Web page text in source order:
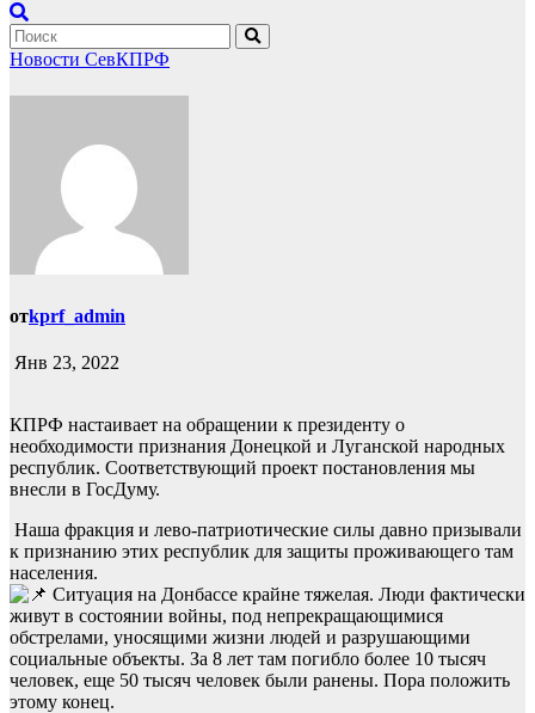
Новости СевКПРФ
отkprf_admin
Янв 23, 2022
КПРФ настаивает на обращении к президенту о
необходимости признания Донецкой и Луганской народных
республик. Соответствующий проект постановления мы
внесли в ГосДуму.
Наша фракция и лево-патриотические силы давно призывали
к признанию этих республик для защиты проживающего там
населения.
Ситуация на Донбассе крайне тяжелая. Люди фактически
живут в состоянии войны, под непрекращающимися
обстрелами, уносящими жизни людей и разрушающими
социальные объекты. За 8 лет там погибло более 10 тысяч
человек, еще 50 тысяч человек были ранены. Пора положить
этому конец.